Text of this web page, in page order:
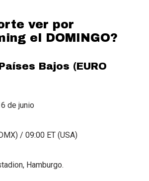
ver por
el DOMINGO?
Bajos (EURO
de junio
/ 09:00 ET (USA)
Hamburgo.